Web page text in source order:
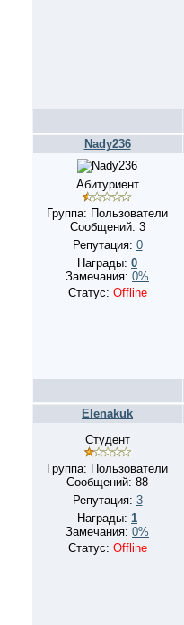
Nady236
Абитуриент
Группа: Пользователи
Сообщений: 3
Репутация: 0
Награды: 0
Замечания: 0%
Статус: Offline
Elenakuk
Студент
Группа: Пользователи
Сообщений: 88
Репутация: 3
Награды: 1
Замечания: 0%
Статус: Offline